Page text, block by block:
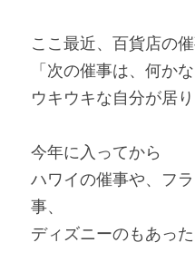
インナー、肌着
靴、サンダル
Mens
ここ最近、百貨店の
「次の催事は、何か
ウキウキな自分が居り
今年に入ってから
ハワイの催事や、フ
事、
ディズニーのもあった